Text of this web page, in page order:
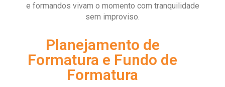
e formandos vivam o momento com tranquilidade
sem improviso.
Planejamento de
Formatura e Fundo de
Formatura